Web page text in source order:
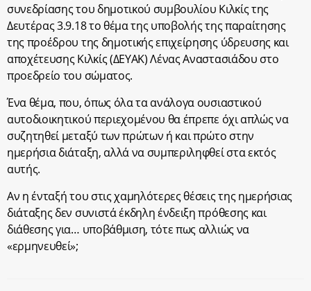
συνεδρίασης του δημοτικού συμβουλίου Κιλκίς της
Δευτέρας 3.9.18 το θέμα της υποβολής της παραίτησης
της προέδρου της δημοτικής επιχείρησης ύδρευσης και
αποχέτευσης Κιλκίς (ΔΕΥΑΚ) Λένας Αναστασιάδου στο
προεδρείο του σώματος.
Ένα θέμα, που, όπως όλα τα ανάλογα ουσιαστικού
αυτοδιοικητικού περιεχομένου θα έπρεπε όχι απλώς να
συζητηθεί μεταξύ των πρώτων ή και πρώτο στην
ημερήσια διάταξη, αλλά να συμπεριληφθεί στα εκτός
αυτής.
Αν η ένταξή του στις χαμηλότερες θέσεις της ημερήσιας
διάταξης δεν συνιστά έκδηλη ένδειξη πρόθεσης και
διάθεσης για… υποβάθμιση, τότε πως αλλιώς να
«ερμηνευθεί»;